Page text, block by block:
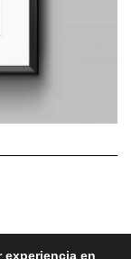
experiencia en